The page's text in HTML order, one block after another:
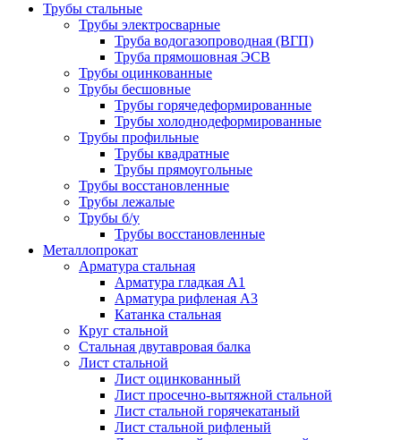
Трубы стальные
Трубы электросварные
Труба водогазопроводная (ВГП)
Труба прямошовная ЭСВ
Трубы оцинкованные
Трубы бесшовные
Трубы горячедеформированные
Трубы холоднодеформированные
Трубы профильные
Трубы квадратные
Трубы прямоугольные
Трубы восстановленные
Трубы лежалые
Трубы б/у
Трубы восстановленные
Металлопрокат
Арматура стальная
Арматура гладкая А1
Арматура рифленая А3
Катанка стальная
Круг стальной
Стальная двутавровая балка
Лист стальной
Лист оцинкованный
Лист просечно-вытяжной стальной
Лист стальной горячекатаный
Лист стальной рифленый